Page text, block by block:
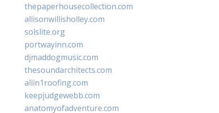
thepaperhousecollection.com
allisonwillisholley.com
solslite.org
portwayinn.com
djmaddogmusic.com
thesoundarchitects.com
allin1roofing.com
keepjudgewebb.com
anatomyofadventure.com